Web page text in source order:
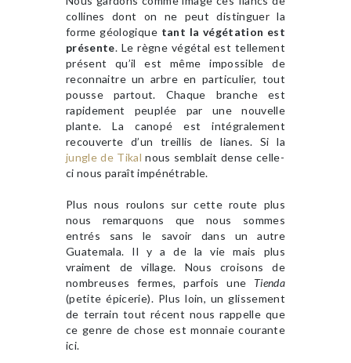
collines dont on ne peut distinguer la
forme géologique tant la végétation est
présente. Le règne végétal est tellement
présent qu’il est même impossible de
reconnaitre un arbre en particulier, tout
pousse partout. Chaque branche est
rapidement peuplée par une nouvelle
plante. La canopé est intégralement
recouverte d’un treillis de lianes. Si la
jungle de Tikalnous semblait dense celle-
ci nous paraît impénétrable.
Plus nous roulons sur cette route plus
nous remarquons que nous sommes
entrés sans le savoir dans un autre
Guatemala. Il y a de la vie mais plus
vraiment de village. Nous croisons de
nombreuses fermes, parfois une Tienda
(petite épicerie). Plus loin, un glissement
de terrain tout récent nous rappelle que
ce genre de chose est monnaie courante
ici.